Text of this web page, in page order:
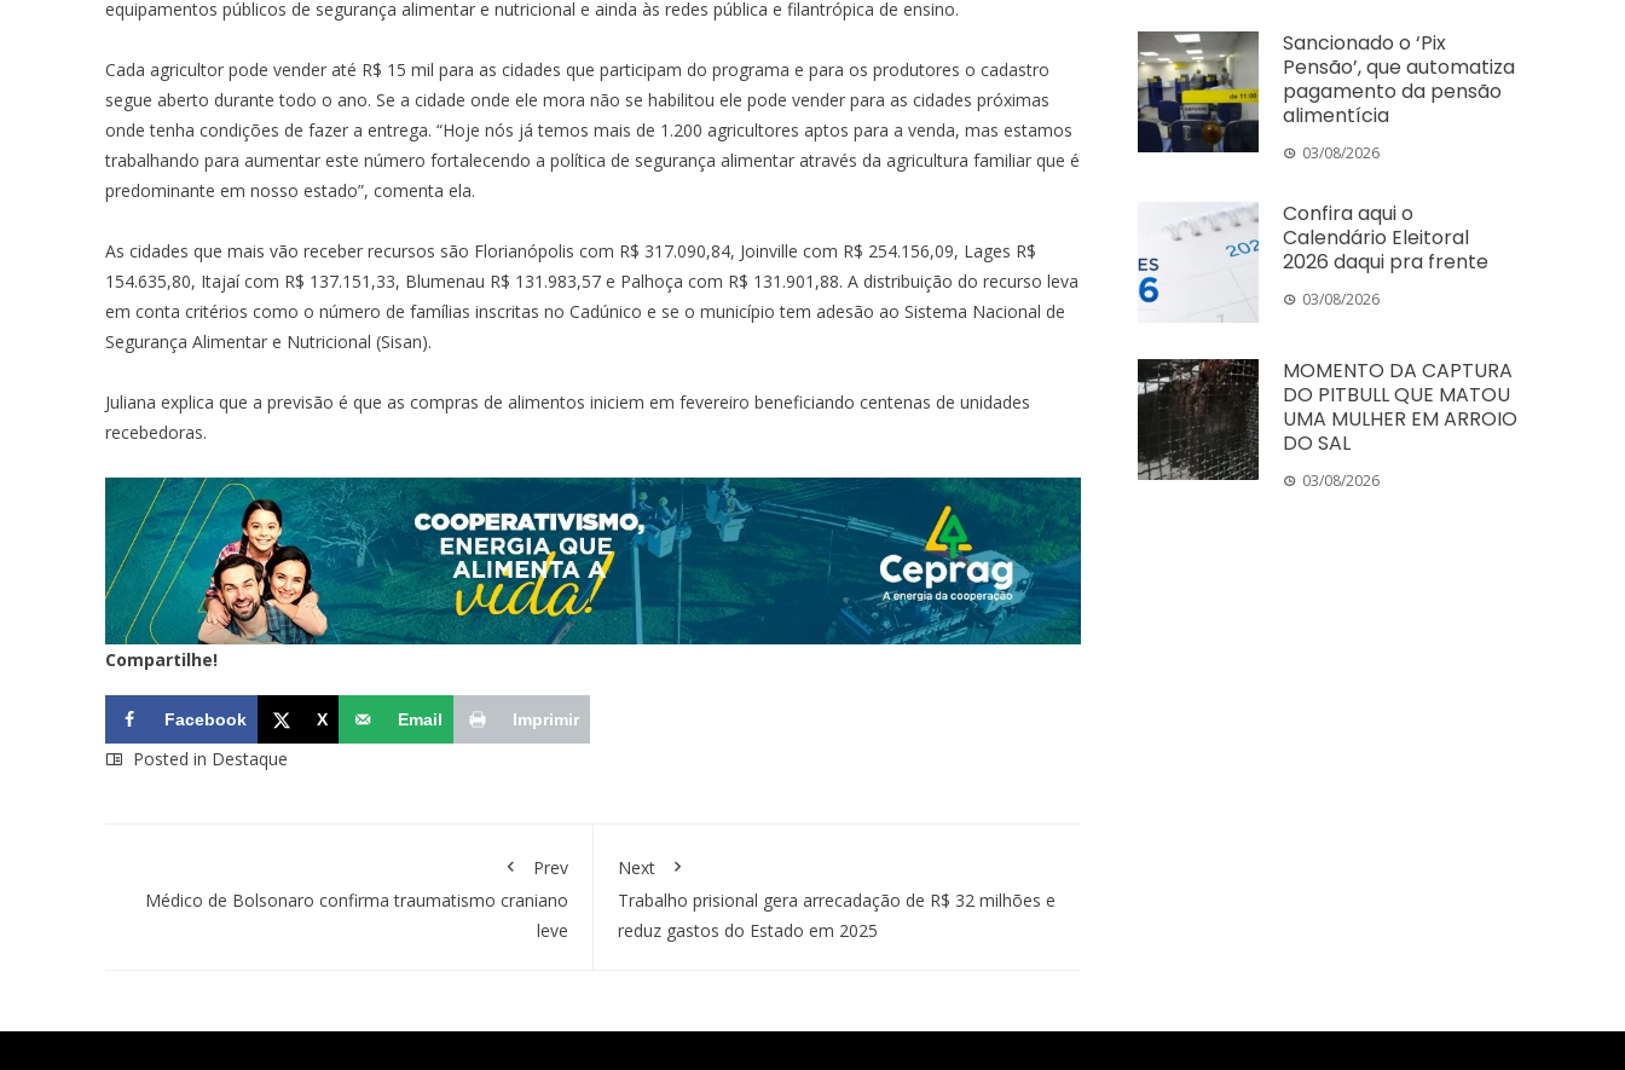
equipamentos públicos de segurança alimentar e nutricional e ainda às redes pública e filantrópica de ensino.
Cada agricultor pode vender até R$ 15 mil para as cidades que participam do programa e para os produtores o cadastro
segue aberto durante todo o ano. Se a cidade onde ele mora não se habilitou ele pode vender para as cidades próximas
onde tenha condições de fazer a entrega. “Hoje nós já temos mais de 1.200 agricultores aptos para a venda, mas estamos
trabalhando para aumentar este número fortalecendo a política de segurança alimentar através da agricultura familiar que é
predominante em nosso estado”, comenta ela.
As cidades que mais vão receber recursos são Florianópolis com R$ 317.090,84, Joinville com R$ 254.156,09, Lages R$
154.635,80, Itajaí com R$ 137.151,33, Blumenau R$ 131.983,57 e Palhoça com R$ 131.901,88. A distribuição do recurso leva
em conta critérios como o número de famílias inscritas no Cadúnico e se o município tem adesão ao Sistema Nacional de
Segurança Alimentar e Nutricional (Sisan).
Juliana explica que a previsão é que as compras de alimentos iniciem em fevereiro beneficiando centenas de unidades
recebedoras.
Compartilhe!
Facebook X Email Imprimir
Posted in Destaque
Prev
Médico de Bolsonaro confirma traumatismo craniano
leve
Next
Trabalho prisional gera arrecadação de R$ 32 milhões e
reduz gastos do Estado em 2025
Sancionado o ‘Pix
Pensão’, que automatiza
pagamento da pensão
alimentícia
03/08/2026
Confira aqui o
Calendário Eleitoral
2026 daqui pra frente
03/08/2026
MOMENTO DA CAPTURA
DO PITBULL QUE MATOU
UMA MULHER EM ARROIO
DO SAL
03/08/2026